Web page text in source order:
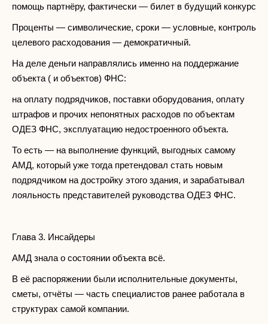
помощь партнёру, фактически — билет в будущий конкурс
Проценты — символические, сроки — условные, контроль
целевого расходования — демократичный.
На деле деньги направлялись именно на поддержание
объекта ( и объектов) ФНС:
на оплату подрядчиков, поставки оборудования, оплату
штрафов и прочих непонятных расходов по объектам
ОДЕЗ ФНС, эксплуатацию недостроенного объекта.
То есть — на выполнение функций, выгодных самому
АМД, который уже тогда претендовал стать новым
подрядчиком на достройку этого здания, и зарабатывал
лояльность представителей руководства ОДЕЗ ФНС.
Глава 3. Инсайдеры
АМД знала о состоянии объекта всё.
В её распоряжении были исполнительные документы,
сметы, отчёты — часть специалистов ранее работала в
структурах самой компании.